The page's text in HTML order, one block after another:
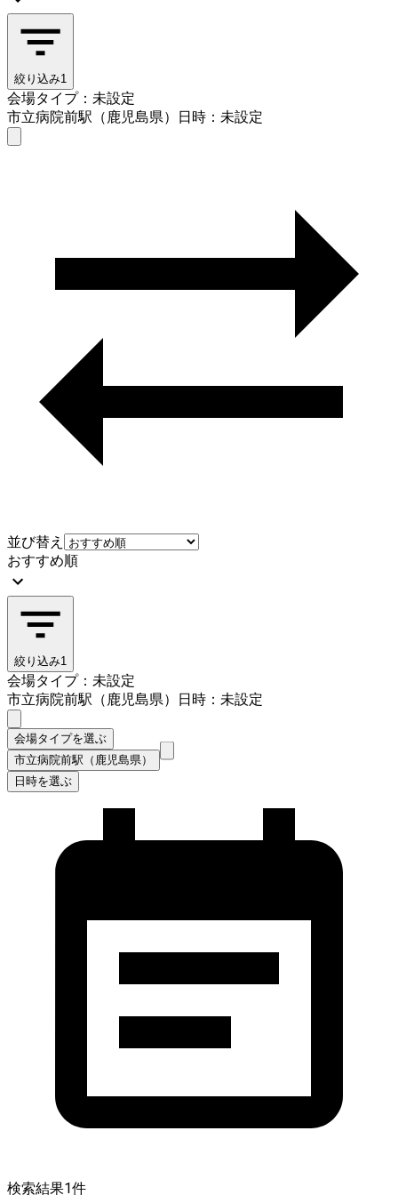
絞り込み1
会場タイプ：未設定
市立病院前駅（鹿児島県）
日時：未設定
並び替え
おすすめ順
絞り込み1
会場タイプ：未設定
市立病院前駅（鹿児島県）
日時：未設定
会場タイプを選ぶ
市立病院前駅（鹿児島県）
日時を選ぶ
検索結果1件